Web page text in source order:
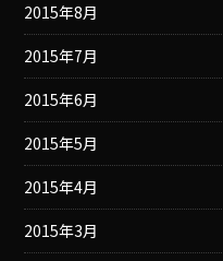
2015年8月
2015年7月
2015年6月
2015年5月
2015年4月
2015年3月